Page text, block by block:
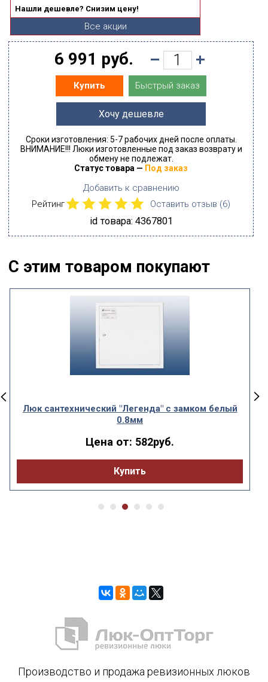
Нашли дешевле? Снизим цену!
Все акции
6 991 руб.
Купить Быстрый заказ
Хочу дешевле
Сроки изготовления: 5-7 рабочих дней после оплаты.
ВНИМАНИЕ!!! Люки изготовленные под заказ возврату и
обмену не подлежат.
Статус товара — Под заказ
Добавить к сравнению
Рейтинг
Оставить отзыв (6)
id товара: 4367801
С этим товаром покупают
Люк сантехнический "Легенда" с замком белый
0.8мм
Цена от: 582руб.
Купить
Производство и продажа ревизионных люков